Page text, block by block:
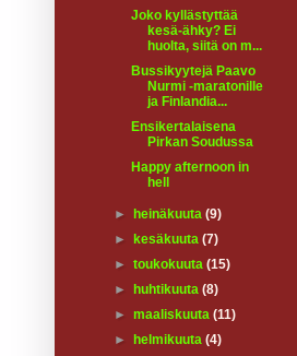
Joko kyllästyttää
kesä-ähky? Ei
huolta, siitä on m...
Bussikyytejä Paavo
Nurmi -maratonille
ja Finlandia...
Ensikertalaisena
Pirkan Soudussa
Happy afternoon in
hell
► heinäkuuta(9)
►
kesäkuuta(7)
►toukokuuta(15)
►
huhtikuuta(8)
►maaliskuuta(11)
►
helmikuuta(4)